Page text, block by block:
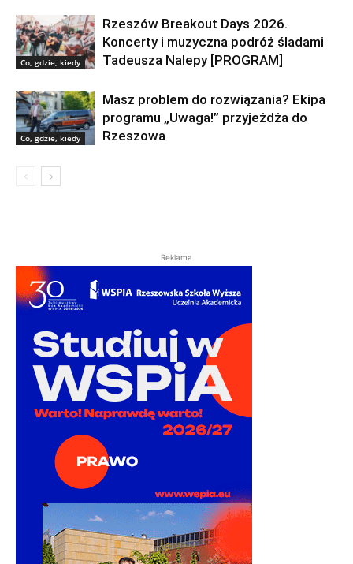
Co, gdzie, kiedy
Rzeszów Breakout Days 2026.
Koncerty i muzyczna podróż śladami
Tadeusza Nalepy [PROGRAM]
Co, gdzie, kiedy
Masz problem do rozwiązania? Ekipa
programu „Uwaga!” przyjeżdża do
Rzeszowa
Reklama